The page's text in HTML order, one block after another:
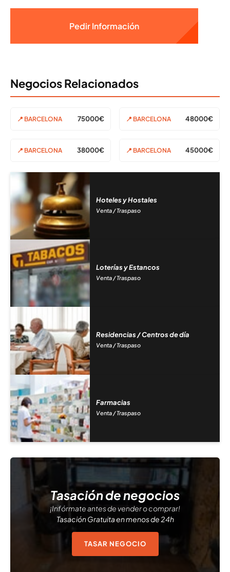
Pedir Información
Negocios Relacionados
📍 BARCELONA 75000€ 📍 BARCELONA 48000€
📍 BARCELONA 38000€ 📍 BARCELONA 45000€
Hoteles y Hostales
Venta / Traspaso
Loterías y Estancos
Venta / Traspaso
Residencias / Centros de día
Venta / Traspaso
Farmacias
Venta / Traspaso
Tasación de negocios
¡Infórmate antes de vender o comprar!
Tasación Gratuita en menos de 24h
TASAR NEGOCIO